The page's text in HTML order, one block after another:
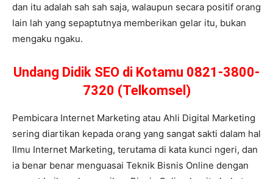
dan itu adalah sah sah saja, walaupun secara positif orang
lain lah yang sepaptutnya memberikan gelar itu, bukan
mengaku ngaku.
Undang Didik SEO di Kotamu 0821-3800-
7320 (Telkomsel)
Pembicara Internet Marketing atau Ahli Digital Marketing
sering diartikan kepada orang yang sangat sakti dalam hal
Ilmu Internet Marketing, terutama di kata kunci ngeri, dan
ia benar benar menguasai Teknik Bisnis Online dengan